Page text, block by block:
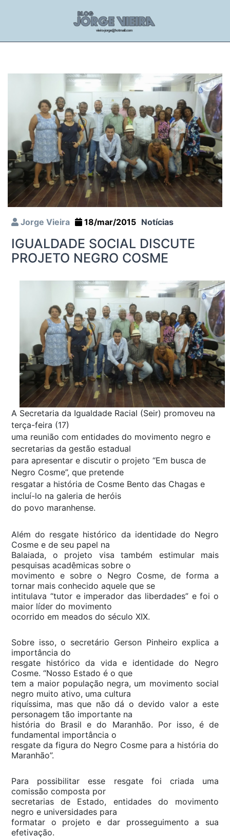
Jorge Vieira 18/mar/2015 Notícias
IGUALDADE SOCIAL DISCUTE
PROJETO NEGRO COSME
A Secretaria da Igualdade Racial (Seir) promoveu na
terça-feira (17)
uma reunião com entidades do movimento negro e
secretarias da gestão estadual
para apresentar e discutir o projeto “Em busca de
Negro Cosme”, que pretende
resgatar a história de Cosme Bento das Chagas e
incluí-lo na galeria de heróis
do povo maranhense.
Além do resgate histórico da identidade do Negro
Cosme e de seu papel na
Balaiada, o projeto visa também estimular mais
pesquisas acadêmicas sobre o
movimento e sobre o Negro Cosme, de forma a
tornar mais conhecido aquele que se
intitulava “tutor e imperador das liberdades” e foi o
maior líder do movimento
ocorrido em meados do século XIX.
Sobre isso, o secretário Gerson Pinheiro explica a
importância do
resgate histórico da vida e identidade do Negro
Cosme. “Nosso Estado é o que
tem a maior população negra, um movimento social
negro muito ativo, uma cultura
riquíssima, mas que não dá o devido valor a este
personagem tão importante na
história do Brasil e do Maranhão. Por isso, é de
fundamental importância o
resgate da figura do Negro Cosme para a história do
Maranhão”.
Para possibilitar esse resgate foi criada uma
comissão composta por
secretarias de Estado, entidades do movimento
negro e universidades para
formatar o projeto e dar prosseguimento a sua
efetivação.